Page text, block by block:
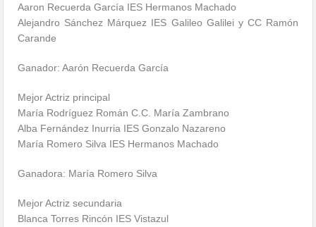
Aaron Recuerda García IES Hermanos Machado
Alejandro Sánchez Márquez IES Galileo Galilei y CC Ramón
Carande
Ganador: Aarón Recuerda García
Mejor Actriz principal
María Rodríguez Román C.C. María Zambrano
Alba Fernández Inurria IES Gonzalo Nazareno
María Romero Silva IES Hermanos Machado
Ganadora: María Romero Silva
Mejor Actriz secundaria
Blanca Torres Rincón IES Vistazul